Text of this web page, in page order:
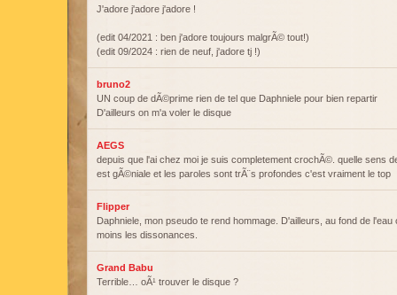
J'adore j'adore j'adore !
(edit 04/2021 : ben j'adore toujours malgrÃ© tout!)
(edit 09/2024 : rien de neuf, j'adore tj !)
bruno2
UN coup de dÃ©prime rien de tel que Daphniele pour bien repartir
D'ailleurs on m'a voler le disque
AEGS
depuis que l'ai chez moi je suis completement crochÃ©. quelle sens
est gÃ©niale et les paroles sont trÃ¨s profondes c'est vraiment le top
Flipper
Daphniele, mon pseudo te rend hommage. D'ailleurs, au fond de l'eau
moins les dissonances.
Grand Babu
Terrible… oÃ¹ trouver le disque ?